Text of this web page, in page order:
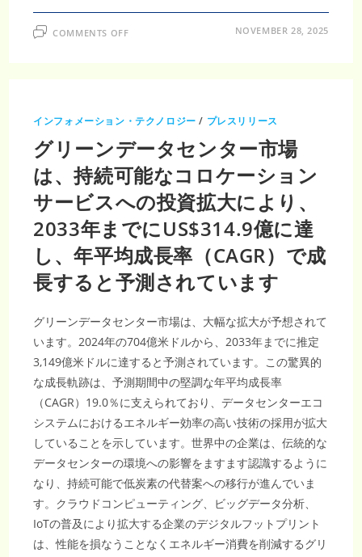
2033
ま
ド
ル
に
達
CAGR10.74％
で
長
す
る
と
予
測
さ
れ
る
COMMENTS OFFON
市
場
ブ
ロ
ッ
ク
チ
ェ
ー
ン
×IOT
に
よ
る
需
要
増
10.5%
の
CAGR
を
維
持
し、
2033
年
に
5,422
億
米
ド
ル
規
模
へ
到
達
NOVEMBER 28, 2025
インフォメーション・テクノロジー / プレスリリース
グリーンデータセンター市場
は、持続可能なコロケーション
サービスへの投資拡大により、
2033年までにUS$314.9億に達
し、年平均成長率（CAGR）で成
長すると予測されています
グリーンデータセンター市場は、大幅な拡大が予想されて
います。2024年の704億米ドルから、2033年までに推定
3,149億米ドルに達すると予測されています。この驚異的
な成長軌跡は、予測期間中の堅調な年平均成長率
（CAGR）19.0％に支えられており、データセンターエコ
システムにおけるエネルギー効率の高い技術の採用が拡大
していることを示しています。世界中の企業は、伝統的な
データセンターの環境への影響をますます認識するように
なり、持続可能で低炭素の代替案への移行が進んでいま
す。クラウドコンピューティング、ビッグデータ分析、
IoTの普及により拡大する企業のデジタルフットプリント
は、性能を損なうことなくエネルギー消費を削減するグリ